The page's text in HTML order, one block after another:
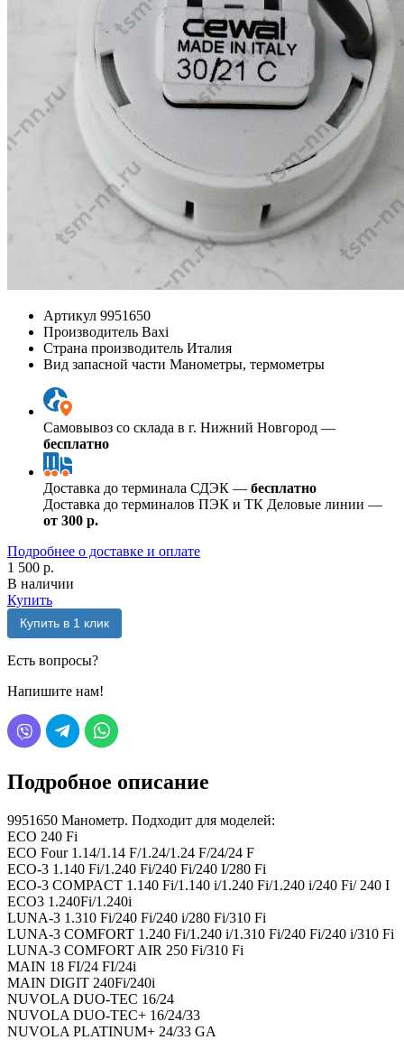
Артикул 9951650
Производитель Baxi
Страна производитель Италия
Вид запасной части Манометры, термометры
Самовывоз со склада в г. Нижний Новгород —
бесплатно
Доставка до терминала СДЭК — бесплатно
Доставка до терминалов ПЭК и ТК Деловые линии —
от 300 р.
Подробнее о доставке и оплате
1 500 р.
В наличии
Купить
Купить в 1 клик
Есть вопросы?
Напишите нам!
Подробное описание
9951650 Манометр. Подходит для моделей:
ECO 240 Fi
ECO Four 1.14/1.14 F/1.24/1.24 F/24/24 F
ECO-3 1.140 Fi/1.240 Fi/240 Fi/240 I/280 Fi
ECO-3 COMPACT 1.140 Fi/1.140 i/1.240 Fi/1.240 i/240 Fi/ 240 I
ECO3 1.240Fi/1.240i
LUNA-3 1.310 Fi/240 Fi/240 i/280 Fi/310 Fi
LUNA-3 COMFORT 1.240 Fi/1.240 i/1.310 Fi/240 Fi/240 i/310 Fi
LUNA-3 COMFORT AIR 250 Fi/310 Fi
MAIN 18 FI/24 FI/24i
MAIN DIGIT 240Fi/240i
NUVOLA DUO-TEC 16/24
NUVOLA DUO-TEC+ 16/24/33
NUVOLA PLATINUM+ 24/33 GA